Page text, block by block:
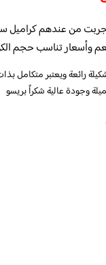
من عندهم كراميل
رائعة ويعتبر متكامل
وجودة عالية شكراً بريسو